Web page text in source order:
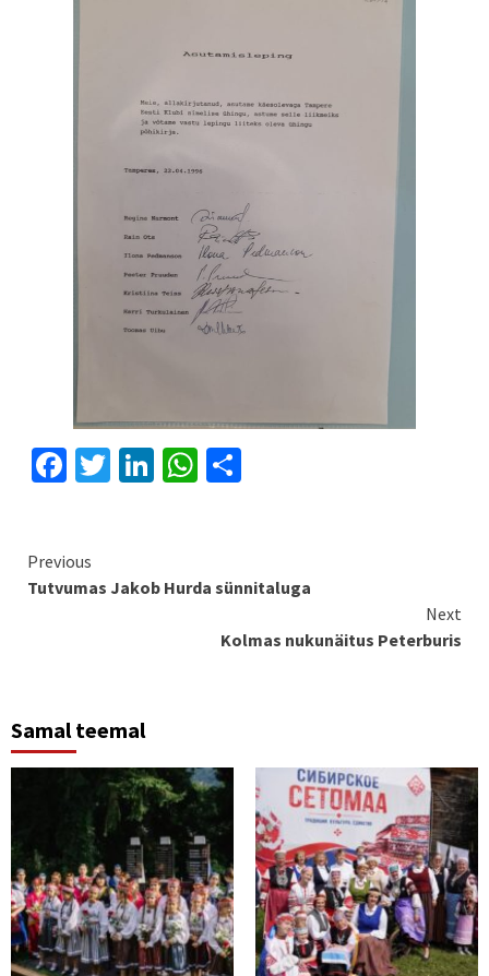
Facebook
Twitter
LinkedIn
WhatsApp
Continue
Reading
Previous
Tutvumas Jakob Hurda sünnitaluga
Next
Kolmas nukunäitus Peterburis
Samal teemal